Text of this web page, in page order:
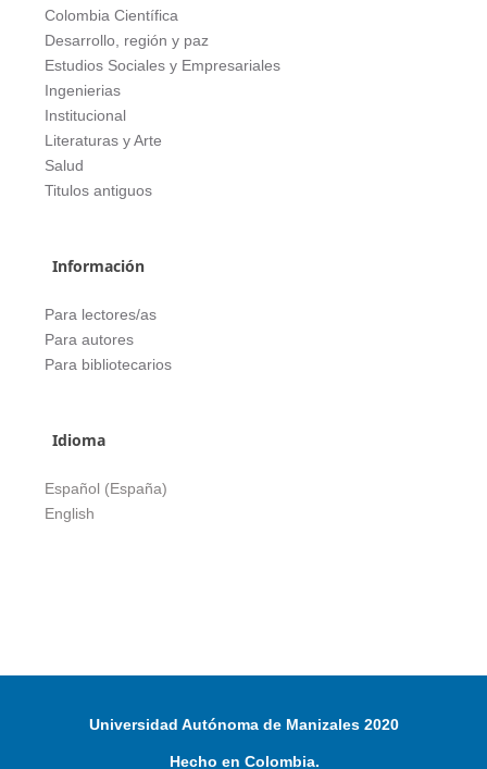
Colombia Científica
Desarrollo, región y paz
Estudios Sociales y Empresariales
Ingenierias
Institucional
Literaturas y Arte
Salud
Titulos antiguos
Información
Para lectores/as
Para autores
Para bibliotecarios
Idioma
Español (España)
English
Universidad Autónoma de Manizales 2020
Hecho en Colombia.